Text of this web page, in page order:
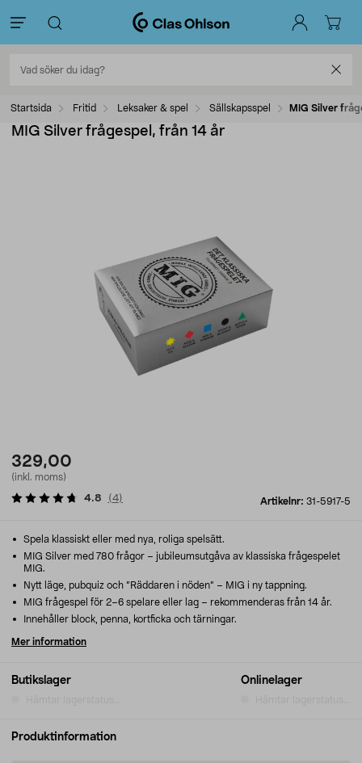
Startsida Fritid Leksaker & spel Sällskapsspel MIG Silver
MIG Silver frågespel, från 14 år
329,00
(inkl. moms)
Artikelnr: 31-5917-5
4.8 (4)
Butikslager Onlinelager
Spela klassiskt eller med nya, roliga spelsätt.
MIG Silver med 780 frågor – jubileumsutgåva av klassiska frågespelet
MIG.
Nytt läge, pubquiz och ”Räddaren i nöden” – MIG i ny tappning.
MIG frågespel för 2–6 spelare eller lag – rekommenderas från 14 år.
Innehåller block, penna, kortficka och tärningar.
Mer information
Produktinformation